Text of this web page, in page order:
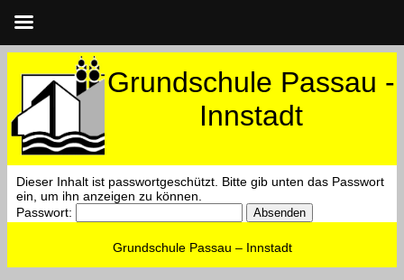
Grundschule Passau -
Innstadt
Dieser Inhalt ist passwortgeschützt. Bitte gib unten das Passwort
ein, um ihn anzeigen zu können.
Passwort:
Grundschule Passau – Innstadt